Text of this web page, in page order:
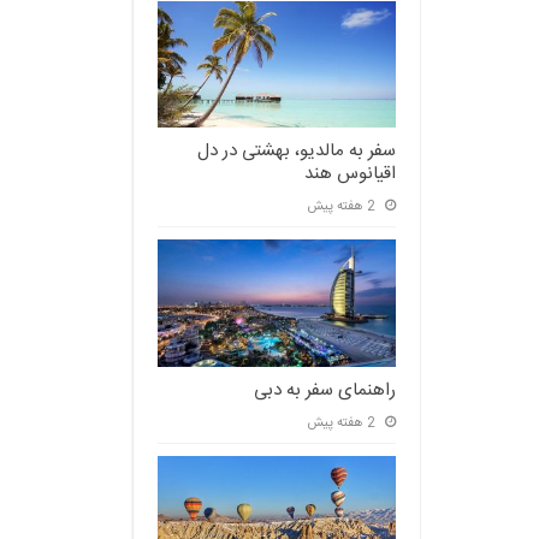
سفر به مالدیو، بهشتی در دل
اقیانوس هند
2 هفته پیش
راهنمای سفر به دبی
2 هفته پیش